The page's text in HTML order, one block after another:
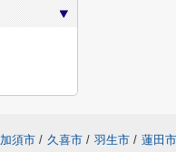
加須市 / 久喜市 / 羽生市 / 蓮田市